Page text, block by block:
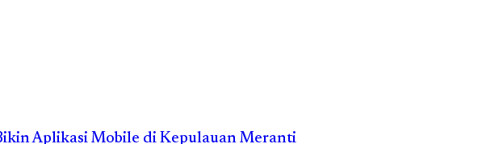
Aplikasi Mobile di Kepulauan Meranti